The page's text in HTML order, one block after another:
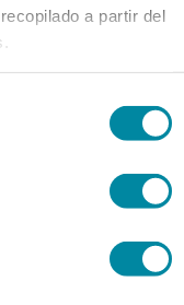
a partir del